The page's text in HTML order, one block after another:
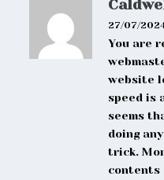
27/07/
You are
website
speed is
seems
doing
trick.
contents